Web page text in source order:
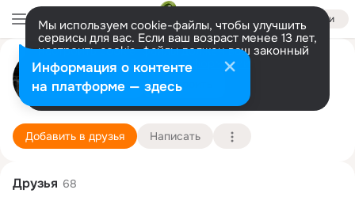
Войти
Мы используем cookie-файлы, чтобы улучшить
сервисы для вас. Если ваш возраст менее 13 лет,
настроить cookie-файлы должен ваш законный
представитель. Больше информации
Разрешить все Настроить
Оксана Молодякова
Москва 26 марта (47 лет)
Подробнее
Добавить в друзья Написать
Друзья 68
Информация о контенте
на платформе — здесь